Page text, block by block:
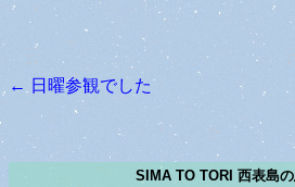
投稿ナビゲーション
← 日曜参観でした
SIMA TO TORI 西表島